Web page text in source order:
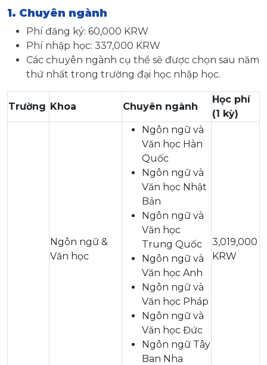
1. Chuyên ngành
Phí đăng ký: 60,000 KRW
Phí nhập học: 337,000 KRW
Các chuyên ngành cụ thể sẽ được chọn sau năm
thứ nhất trong trường đại học nhập học.
Trường Khoa Chuyên ngành
Học phí
(1 kỳ)
Ngôn ngữ &
Văn học
Ngôn ngữ và
Văn học Hàn
Quốc
Ngôn ngữ và
Văn học Nhật
Bản
Ngôn ngữ và
Văn học
Trung Quốc
Ngôn ngữ và
Văn học Anh
Ngôn ngữ và
Văn học Pháp
Ngôn ngữ và
Văn học Đức
Ngôn ngữ Tây
Ban Nha
3,019,000
KRW